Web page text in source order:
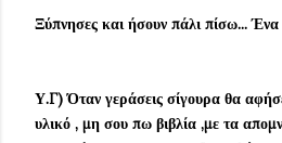
Ξύπνησες και ήσουν πάλι πίσω...
Υ.Γ) Όταν γεράσεις σίγουρα θα
υλικό , μη σου πω βιβλία ,με τα